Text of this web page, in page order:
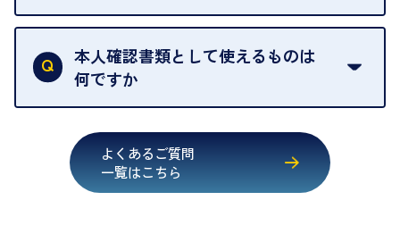
買取店は古物営業法により、お客様のご本人確認を
行うことが義務付けられています。安心してお取引
いただくためにも、ご協力をお願いいたします。
本人確認書類として使えるものは
何ですか
・健康保険証確認書
・マイナンバーカード
・在留カード
よくあるご質問
一覧はこちら